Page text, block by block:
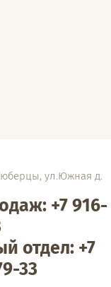
ул.Южная д.
+7 916-
отдел: +7
33